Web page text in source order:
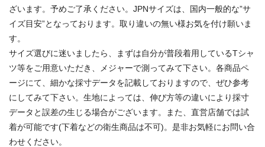
ざいます。予めご了承ください。JPNサイズは、国内一般的な”サ
イズ目安”となっております。取り違いの無い様お気を付け願いま
す。
サイズ選びに迷いましたら、まずは自分が普段着用しているTシャ
ツ等をご用意いただき、メジャーで測ってみて下さい。各商品ペ
ージにて、細かな採寸データを記載しておりますので、ぜひ参考
にしてみて下さい。生地によっては、伸び方等の違いにより採寸
データと誤差の生じる場合がございます。また、直営店舗では試
着が可能です(下着などの衛生商品は不可)。是非お気軽にお問い合
わせください。